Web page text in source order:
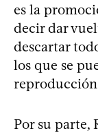
es la
decir dar
descartar
los que se
Por su parte,